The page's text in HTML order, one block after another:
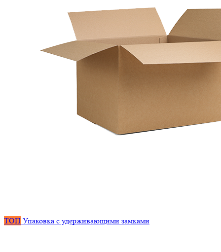
ТОП Упаковка с удерживающими замками